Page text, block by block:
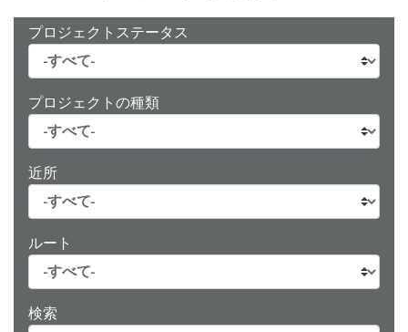
プロジェクトステータス
プロジェクトの種類
近所
ルート
検索